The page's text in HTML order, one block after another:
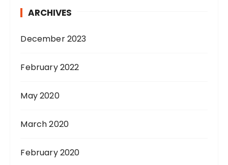
ARCHIVES
December 2023
February 2022
May 2020
March 2020
February 2020